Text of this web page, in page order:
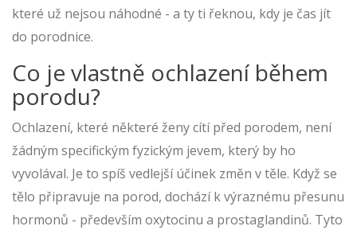
které už nejsou náhodné - a ty ti řeknou, kdy je čas jít
do porodnice.
Co je vlastně ochlazení během
porodu?
Ochlazení, které některé ženy cítí před porodem, není
žádným specifickým fyzickým jevem, který by ho
vyvolával. Je to spíš vedlejší účinek změn v těle. Když se
tělo připravuje na porod, dochází k výraznému přesunu
hormonů - především oxytocinu a prostaglandinů. Tyto